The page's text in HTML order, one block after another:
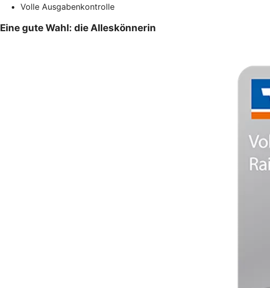
Volle Ausgabenkontrolle
Eine gute Wahl: die Alleskönnerin